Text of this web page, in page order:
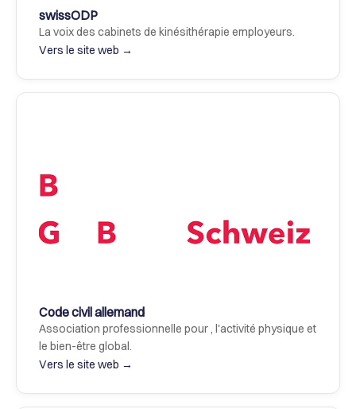
swissODP
La voix des cabinets de kinésithérapie employeurs.
Vers le site web →
Code civil allemand
Association professionnelle pour , l'activité physique et
le bien-être global.
Vers le site web →